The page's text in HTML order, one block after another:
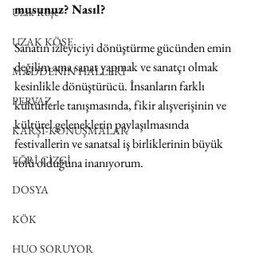
Uzak Köşe
UZAK KÖŞE
MADDENİN HALLERİ
PERVAZ
KARŞI-KONUŞMALAR
EĞRİ ÇİZGİ
DOSYA
KÖK
HUO SORUYOR
musunuz? Nasıl?
Sanatın izleyiciyi dönüştürme gücünden emin
değilim ama sanat yapmak ve sanatçı olmak
kesinlikle dönüştürücü. İnsanların farklı
kültürlerle tanışmasında, fikir alışverişinin ve
kültürel geleneklerin paylaşılmasında
festivallerin ve sanatsal iş birliklerinin büyük
rolü olduğuna inanıyorum.